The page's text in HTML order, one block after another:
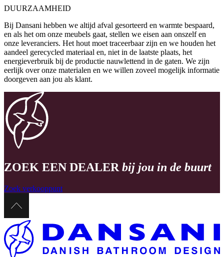
DUURZAAMHEID
Bij Dansani hebben we altijd afval gesorteerd en warmte bespaard,
en als het om onze meubels gaat, stellen we eisen aan onszelf en
onze leveranciers. Het hout moet traceerbaar zijn en we houden het
aandeel gerecycled materiaal en, niet in de laatste plaats, het
energieverbruik bij de productie nauwlettend in de gaten. We zijn
eerlijk over onze materialen en we willen zoveel mogelijk informatie
doorgeven aan jou als klant.
ZOEK EEN DEALER bij jou in de buurt
Zoek verkooppunt